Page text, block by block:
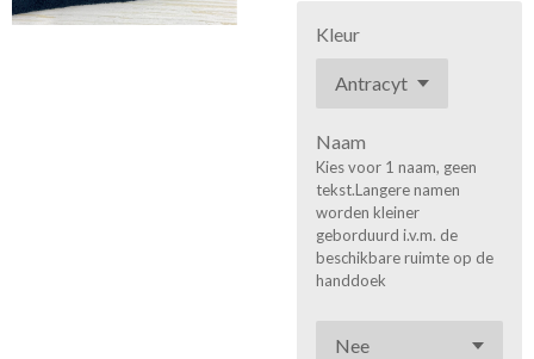
Kleur
Naam
Kies voor 1 naam, geen
tekst.Langere namen
worden kleiner
geborduurd i.v.m. de
beschikbare ruimte op de
handdoek